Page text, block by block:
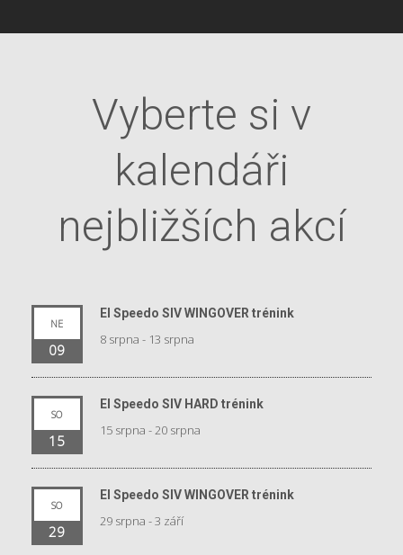
Vyberte si v
kalendáři
nejbližších akcí
NE
09
El Speedo SIV WINGOVER trénink
8 srpna - 13 srpna
SO
15
El Speedo SIV HARD trénink
15 srpna -20 srpna
SO
29
El Speedo SIV WINGOVER trénink
29 srpna -3 září